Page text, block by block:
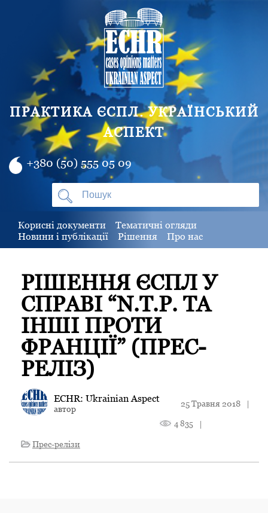
ПРАКТИКА ЄСПЛ. УКРАЇНСЬКИЙ
АСПЕКТ
+380 (50) 555 05 09
Корисні документи
Тематичні огляди
Новини і публікації
Рішення Про нас
РІШЕННЯ ЄСПЛ У
СПРАВІ “N.Т.P. ТА
ІНШІ ПРОТИ
ФРАНЦІЇ” (ПРЕС-
РЕЛІЗ)
ECHR: Ukrainian Aspect
автор
25 Травня 2018 |
4 835
|
Прес-релізи